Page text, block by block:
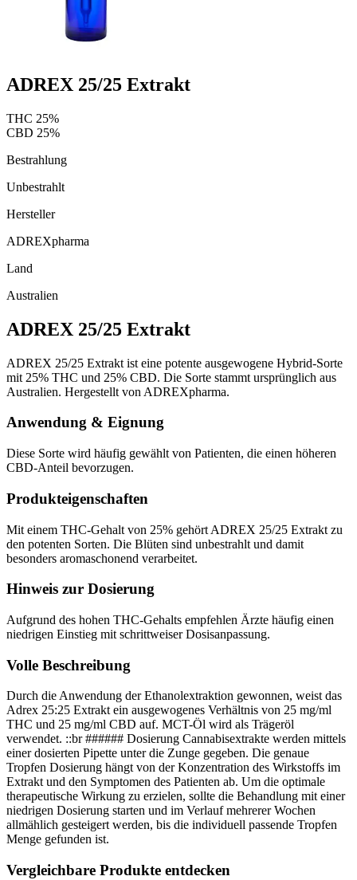
ADREX 25/25 Extrakt
THC 25%
CBD 25%
Bestrahlung
Unbestrahlt
Hersteller
ADREXpharma
Land
Australien
ADREX 25/25 Extrakt
ADREX 25/25 Extrakt ist eine potente ausgewogene Hybrid-Sorte
mit 25% THC und 25% CBD. Die Sorte stammt ursprünglich aus
Australien. Hergestellt von ADREXpharma.
Anwendung & Eignung
Diese Sorte wird häufig gewählt von Patienten, die einen höheren
CBD-Anteil bevorzugen.
Produkteigenschaften
Mit einem THC-Gehalt von 25% gehört ADREX 25/25 Extrakt zu
den potenten Sorten. Die Blüten sind unbestrahlt und damit
besonders aromaschonend verarbeitet.
Hinweis zur Dosierung
Aufgrund des hohen THC-Gehalts empfehlen Ärzte häufig einen
niedrigen Einstieg mit schrittweiser Dosisanpassung.
Volle Beschreibung
Durch die Anwendung der Ethanolextraktion gewonnen, weist das
Adrex 25:25 Extrakt ein ausgewogenes Verhältnis von 25 mg/ml
THC und 25 mg/ml CBD auf. MCT-Öl wird als Trägeröl
verwendet. ::br ###### Dosierung Cannabisextrakte werden mittels
einer dosierten Pipette unter die Zunge gegeben. Die genaue
Tropfen Dosierung hängt von der Konzentration des Wirkstoffs im
Extrakt und den Symptomen des Patienten ab. Um die optimale
therapeutische Wirkung zu erzielen, sollte die Behandlung mit einer
niedrigen Dosierung starten und im Verlauf mehrerer Wochen
allmählich gesteigert werden, bis die individuell passende Tropfen
Menge gefunden ist.
Vergleichbare Produkte entdecken